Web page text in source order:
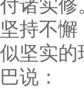
付诸实修
坚持不
似坚实
巴说：